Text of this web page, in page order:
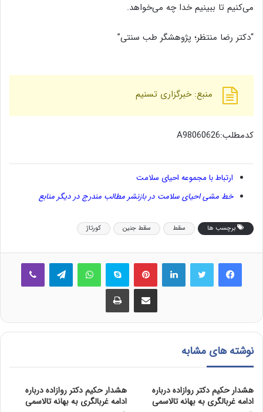
می‌کنیم تا ببینیم خدا چه می‌خواهد.
“دکتر رضا منتظر؛ پژوهشگر طب سنتی”
منبع: خبرگزاری تسنیم
کدمطلب:A98060626
ارتباط با مجموعه احیای سلامت
خط مشی احیای سلامت در بازنشر مطالب مندرج در دیگر منابع
برچسب ها سقط سقط جنین کورتاژ
فیس بوک لینکدین ‫پین‌ترست اسکایپ واتس آپ
اشتراک گذاری از طریق ایمیل چاپ
نوشته های مشابه
هشدار حکیم دکتر روازاده درباره
ادامه غربالگری به بهانه تالاسمی
هشدار حکیم دکتر روازاده درباره
ادامه غربالگری به بهانه تالاسمی